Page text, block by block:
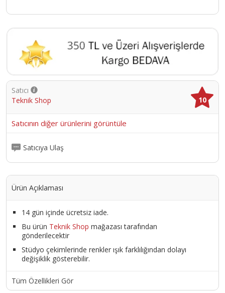
Satıcı
Teknik Shop
10
Satıcının diğer ürünlerini görüntüle
Satıcıya Ulaş
Ürün Açıklaması
14 gün içinde ücretsiz iade.
Bu ürün Teknik Shop mağazası tarafından
gönderilecektir
Stüdyo çekimlerinde renkler ışık farklılığından dolayı
değişiklik gösterebilir.
Tüm Özellikleri Gör